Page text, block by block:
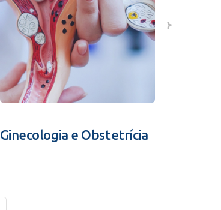
Ginecologia e Obstetrícia